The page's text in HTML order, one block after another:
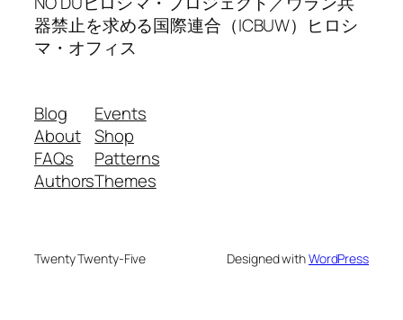
器禁止を求める国際連合（ICBUW）ヒロシ
マ・オフィス
Blog
About
FAQs
Authors
Events
Shop
Patterns
Themes
Twenty Twenty-Five Designed withWordPress